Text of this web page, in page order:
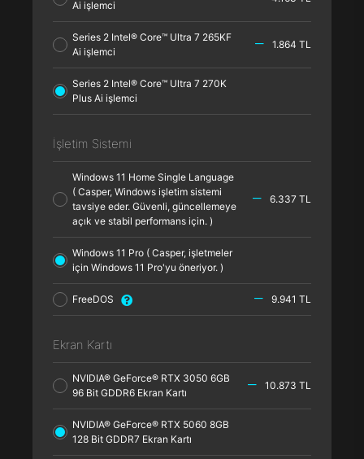
Ai işlemci
Series 2 Intel® Core™ Ultra 7 265KF
Ai işlemci
1.864 TL
Series 2 Intel® Core™ Ultra 7 270K
Plus Ai işlemci
İşletim Sistemi
Windows 11 Home Single Language
( Casper, Windows işletim sistemi
tavsiye eder. Güvenli, güncellemeye
açık ve stabil performans için. )
6.337 TL
Windows 11 Pro ( Casper, işletmeler
için Windows 11 Pro'yu öneriyor. )
FreeDOS 9.941 TL
Ekran Kartı
NVIDIA® GeForce® RTX 3050 6GB
96 Bit GDDR6 Ekran Kartı
10.873 TL
NVIDIA® GeForce® RTX 5060 8GB
128 Bit GDDR7 Ekran Kartı